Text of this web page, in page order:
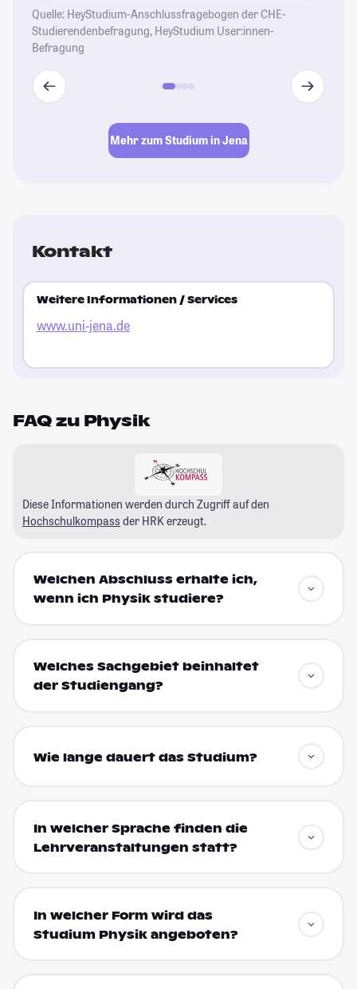
Quelle: HeyStudium-Anschlussfragebogen der CHE-
Studierendenbefragung, HeyStudium User:innen-
Befragung
Mehr zum Studium in Jena
Kontakt
Weitere Informationen / Services
www.uni-jena.de
FAQ zu Physik
Diese Informationen werden durch Zugriff auf den
Hochschulkompass der HRK erzeugt.
Welchen Abschluss erhalte ich,
wenn ich Physik studiere?
Welches Sachgebiet beinhaltet
der Studiengang?
Wie lange dauert das Studium?
In welcher Sprache finden die
Lehrveranstaltungen statt?
In welcher Form wird das
Studium Physik angeboten?